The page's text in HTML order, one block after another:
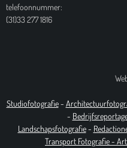
telefoonnummer:
(31)33 277 1816
Studiofotografie-
-
Landschapsfotografie-
Transport Fotografie - Art